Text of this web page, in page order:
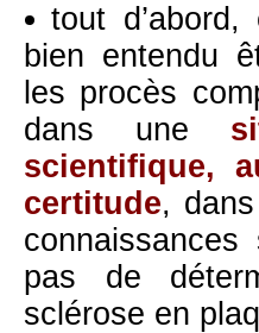
tout
bien entendu
les procès
dans une
scientifique,
certitude,
pas de
sclérose en